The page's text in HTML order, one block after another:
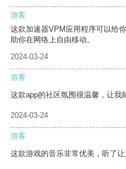
游客
这款加速器VPM应用程序可以给
助你在网络上自由移动。
2024-03-24
游客
这款app的社区氛围很温馨，让我
2024-03-24
游客
这款游戏的音乐非常优美，听了让